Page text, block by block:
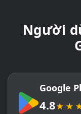
Người
Google
4.8